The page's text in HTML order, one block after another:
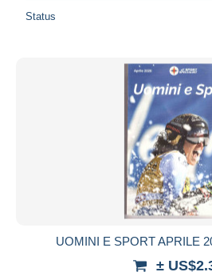
Status
UOMINI E SPORT APRILE
±